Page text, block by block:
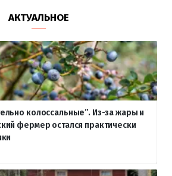
АКТУАЛЬНОЕ
колоссальные”. Из-за жары и
фермер остался практически